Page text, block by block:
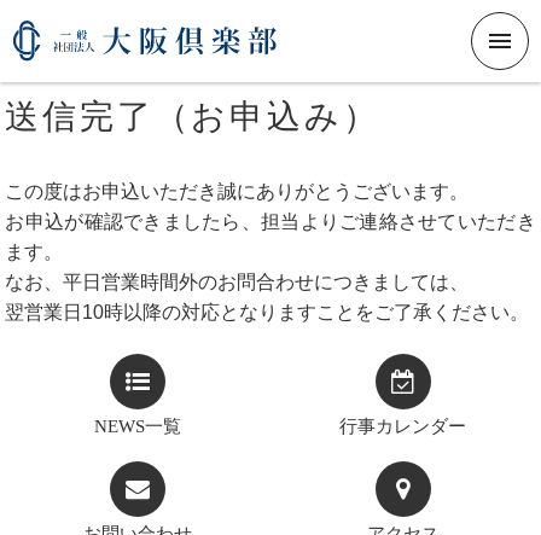
メニ
送信完了（お申込み）
この度はお申込いただき誠にありがとうございます。
お申込が確認できましたら、担当よりご連絡させていただき
ます。
なお、平日営業時間外のお問合わせにつきましては、
翌営業日10時以降の対応となりますことをご了承ください。
NEWS一覧 行事カレンダー